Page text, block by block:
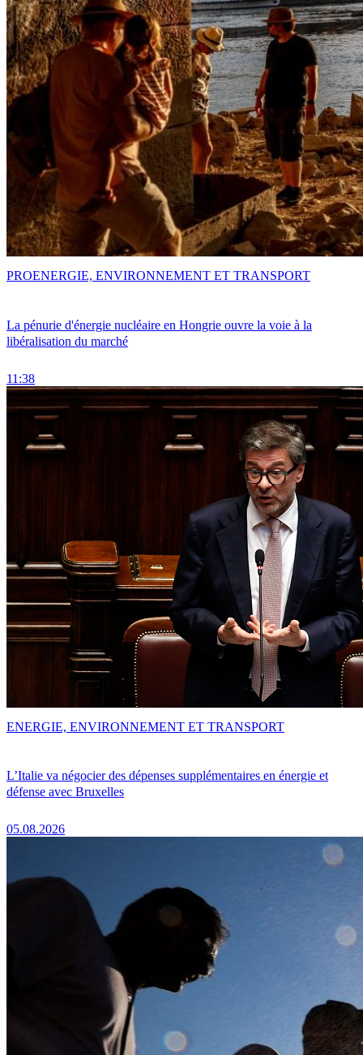
La pénurie d'énergie nucléaire en Hongrie ouvre la voie à la
libéralisation du marché
11:38
PROENERGIE, ENVIRONNEMENT ET TRANSPORT
L’Italie va négocier des dépenses supplémentaires en énergie et
défense avec Bruxelles
05.08.2026
ENERGIE, ENVIRONNEMENT ET TRANSPORT